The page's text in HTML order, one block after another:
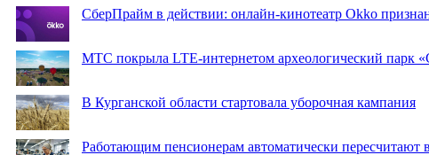
СберПрайм в действии: онлайн-кинотеатр Okko
МТС покрыла LTE-интернетом археологический парк
В Курганской области стартовала уборочная кампания
Работающим пенсионерам автоматически пересчитают